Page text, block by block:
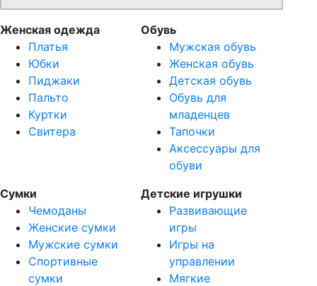
Женская одежда
Платья
Юбки
Пиджаки
Пальто
Куртки
Свитера
Обувь
Мужская обувь
Женская обувь
Детская обувь
Обувь для
младенцев
Тапочки
Аксессуары для
обуви
Сумки
Чемоданы
Женские сумки
Мужские сумки
Спортивные
сумки
Детские игрушки
Развивающие
игры
Игры на
управлении
Мягкие